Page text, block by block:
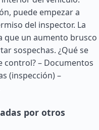
puede empezar a
del inspector. La
que un aumento brusco
sospechas. ¿Qué se
control? – Documentos
(inspección) –
por otros